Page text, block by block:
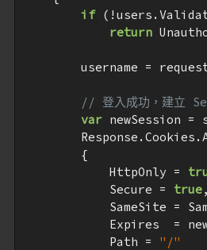
if
return
username =
// 登入成功，建立
var newSession =
        {
            HttpOnly =
            Secure =
true,
SameSite =
Expires  =
            Path =
"/"